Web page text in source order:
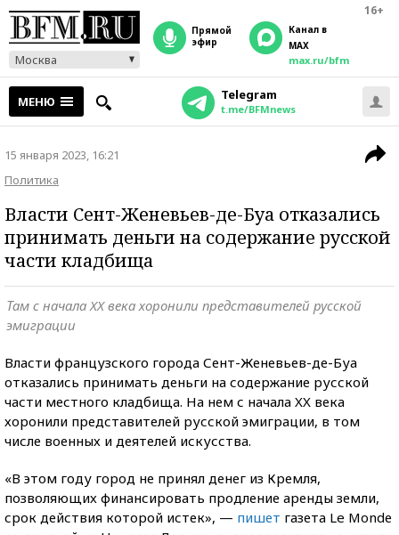
16+
Москва
прямой
эфир
Канал в
MAX
max.ru/bfm
МЕНЮ Telegram
t.me/BFMnews
15 января 2023, 16:21
Политика
Власти Сент-Женевьев-де-Буа отказались
принимать деньги на содержание русской
части кладбища
Там с начала XX века хоронили представителей русской
эмиграции
Власти французского города Сент-Женевьев-де-Буа
отказались принимать деньги на содержание русской
части местного кладбища. На нем с начала XX века
хоронили представителей русской эмиграции, в том
числе военных и деятелей искусства.
«В этом году город не принял денег из Кремля,
позволяющих финансировать продление аренды земли,
срок действия которой истек», — пишет газета Le Mondе